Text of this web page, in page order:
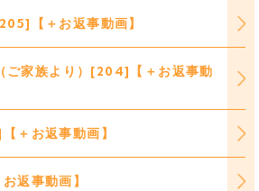
【＋お返事動画】
ご家族より）[204]【＋お返事動
＋お返事動画】
返事動画】